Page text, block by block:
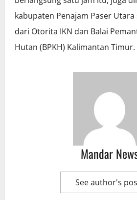
kabupaten Penajam Paser
dari Otorita IKN dan Balai
Hutan (BPKH) Kalimantan Timur.
Mandar
See author's